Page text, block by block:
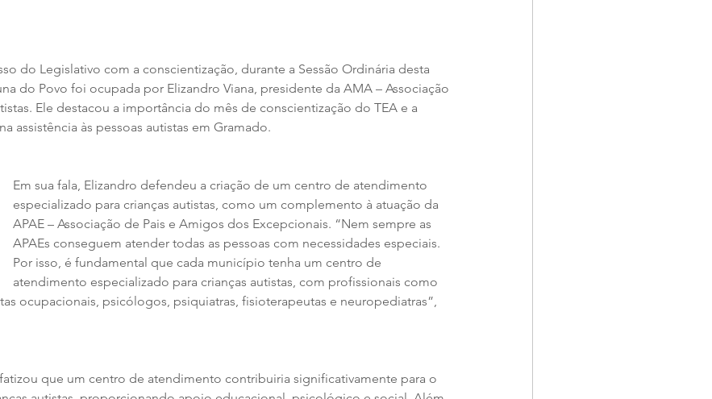
do Legislativo com a conscientização, durante a Sessão Ordinária desta
do Povo foi ocupada por Elizandro Viana, presidente da AMA – Associação
Ele destacou a importância do mês de conscientização do TEA e a
assistência às pessoas autistas em Gramado.
Em sua fala, Elizandro defendeu a criação de um centro de atendimento
especializado para crianças autistas, como um complemento à atuação da
APAE – Associação de Pais e Amigos dos Excepcionais. “Nem sempre as
APAEs conseguem atender todas as pessoas com necessidades especiais.
Por isso, é fundamental que cada município tenha um centro de
atendimento especializado para crianças autistas, com profissionais como
ocupacionais, psicólogos, psiquiatras, fisioterapeutas e neuropediatras”,
que um centro de atendimento contribuiria significativamente para o